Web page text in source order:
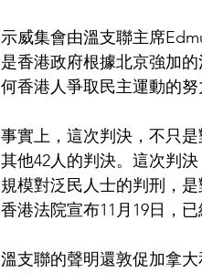
示威集會由溫支聯主席
是香港政府根據北京強加
何香港人爭取民主運動的努
事實上，這次判決，不只
其他42人的判決。這次判
規模對泛民人士的判刑，
香港法院宣布11月19日，
溫支聯的聲明還敦促加拿